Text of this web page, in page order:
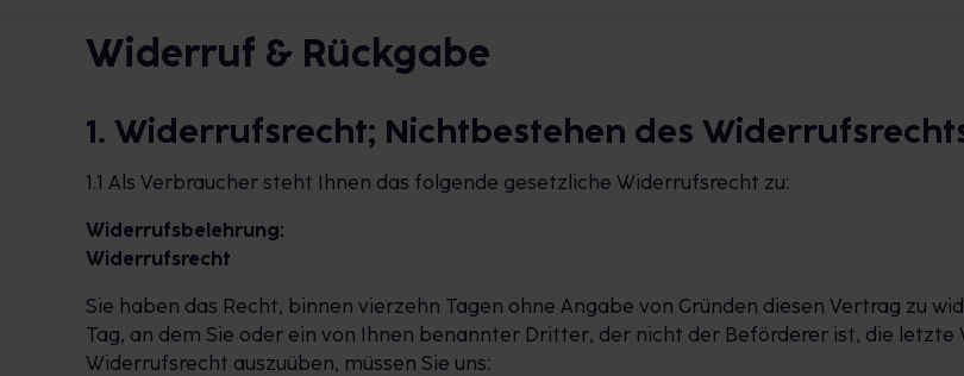
Widerruf & Rückgabe
1. Widerrufsrecht; Nichtbestehen des
1.1 Als Verbraucher steht Ihnen das folgende gesetzliche Widerrufsrecht zu:
Widerrufsbelehrung:
Widerrufsrecht
Sie haben das Recht, binnen vierzehn Tagen ohne Angabe von Gründen diesen Vertrag zu
Tag, an dem Sie oder ein von Ihnen benannter Dritter, der nicht der Beförderer ist, die
Widerrufsrecht auszuüben, müssen Sie uns: